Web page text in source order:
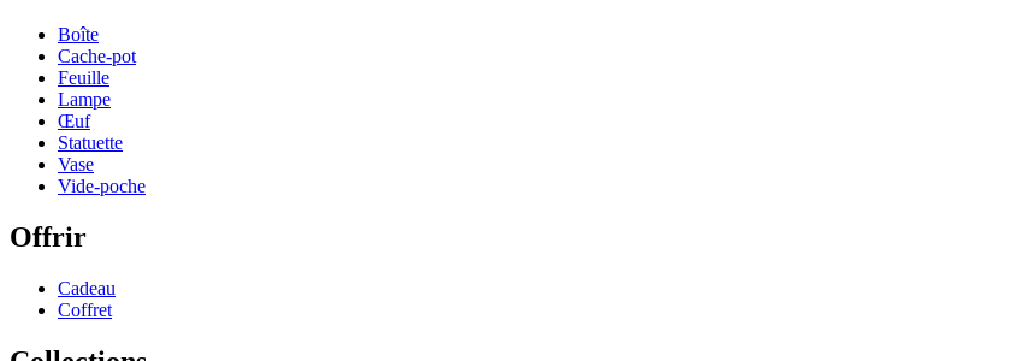
Boîte
Cache-pot
Feuille
Lampe
Œuf
Statuette
Vase
Vide-poche
Offrir
Cadeau
Coffret